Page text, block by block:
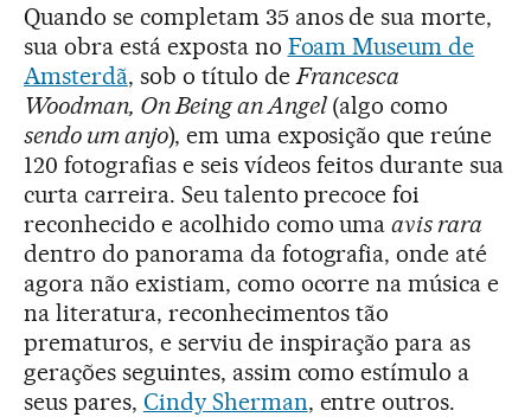
Quando se completam 35 anos de sua morte,
sua obra está exposta no Foam Museum de
Amsterdã, sob o título de Francesca
Woodman, On Being an Angel(algo como
sendo um anjo), em uma exposição que reúne
120 fotografias e seis vídeos feitos durante sua
curta carreira. Seu talento precoce foi
reconhecido e acolhido como umaavis rara
dentro do panorama da fotografia, onde até
agora não existiam, como ocorre na música e
na literatura, reconhecimentos tão
prematuros, e serviu de inspiração para as
gerações seguintes, assim como estímulo a
seus pares, Cindy Sherman, entre outros.